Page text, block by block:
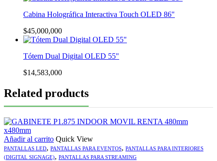
Cabina Holográfica Interactiva Touch OLED 86"
$45,000,000
Tótem Dual Digital OLED 55"
$14,583,000
Related products
Añadir al carrito Quick View
PANTALLAS LED, PANTALLAS PARA EVENTOS, PANTALLAS PARA INTERIORES
(DIGITAL SIGNAGE), PANTALLAS PARA STREAMING